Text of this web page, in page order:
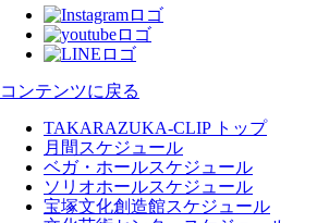
コンテンツに戻る
TAKARAZUKA-CLIP トップ
月間スケジュール
ベガ・ホールスケジュール
ソリオホールスケジュール
宝塚文化創造館スケジュール